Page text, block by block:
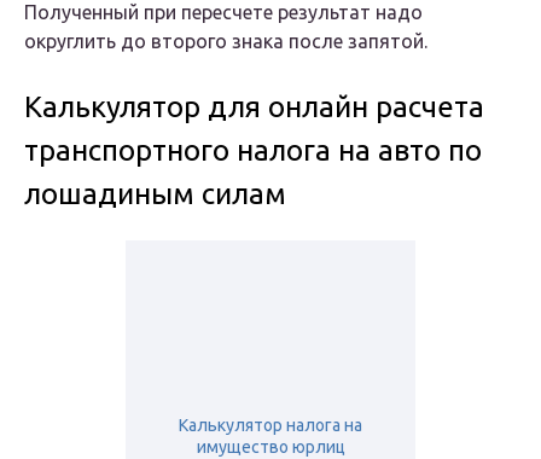
Полученный при пересчете результат надо
округлить до второго знака после запятой.
Калькулятор для онлайн расчета
транспортного налога на авто по
лошадиным силам
Калькулятор налога на
имущество юрлиц